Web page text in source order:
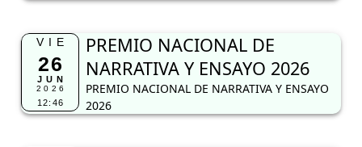
VIE
26
JUN
2026
12:46
PREMIO NACIONAL DE
NARRATIVA Y ENSAYO 2026
PREMIO NACIONAL DE NARRATIVA Y ENSAYO
2026